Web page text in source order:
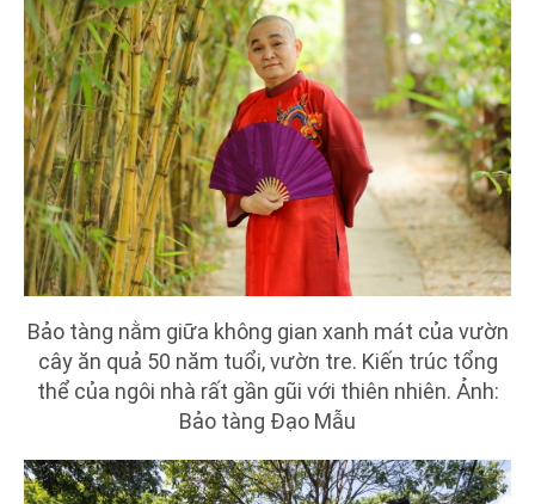
Bảo tàng nằm giữa không gian xanh mát của vườn
cây ăn quả 50 năm tuổi, vườn tre. Kiến trúc tổng
thể của ngôi nhà rất gần gũi với thiên nhiên. Ảnh:
Bảo tàng Đạo Mẫu